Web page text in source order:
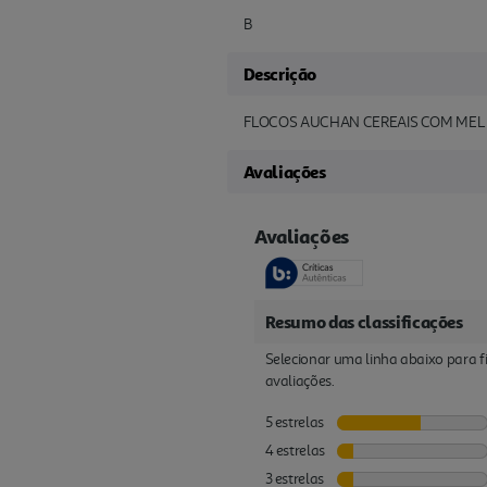
B
Descrição
FLOCOS AUCHAN CEREAIS COM
Avaliações